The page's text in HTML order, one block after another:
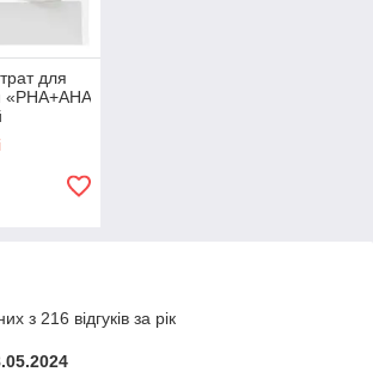
для
«PHA+AHA
з 216 відгуків за рік